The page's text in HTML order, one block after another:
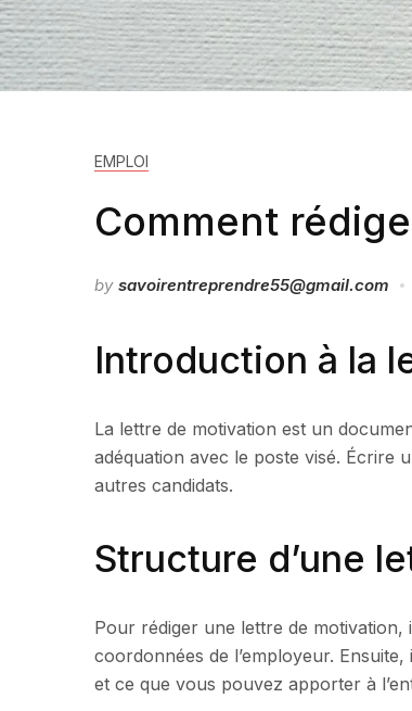
EMPLOI
Comment
by savoirentreprendre55@gmail.com
Introduction à la
La lettre de motivation est un
adéquation avec le poste visé. Écrire
autres candidats.
Structure d’une
Pour rédiger une lettre de
coordonnées de l’employeur.
et ce que vous pouvez apporter à